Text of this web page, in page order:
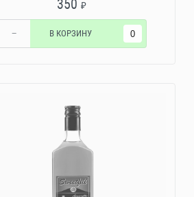
350₽
− В КОРЗИНУ